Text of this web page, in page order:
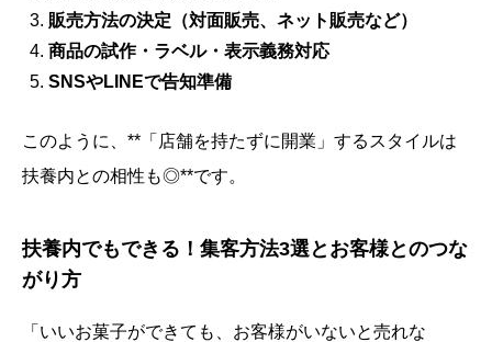
販売方法の決定（対面販売、ネット販売など）
商品の試作・ラベル・表示義務対応
SNSやLINEで告知準備
このように、**「店舗を持たずに開業」するスタイルは
扶養内との相性も◎**です。
扶養内でもできる！集客方法3選とお客様とのつな
がり方
「いいお菓子ができても、お客様がいないと売れな